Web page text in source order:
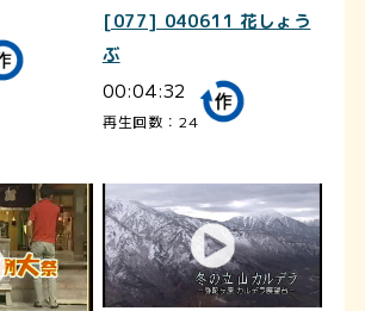
[077] 040611 花しょう
ぶ
00:04:32
再生回数：24